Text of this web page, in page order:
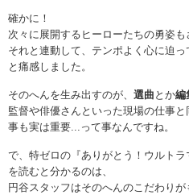
確かに！
次々に展開するヒーローたちの勇姿も
それと連動して、テンポよく心に迫っ
と痛感しました。
そのへんを生み出すのが、 選曲 とか編
監督や俳優さんといった現場の仕事
事も実は重要...って事なんですね。
で、特ゼロの『ありがとう！ウルト
を読むと分かるのは、
円谷スタッフはそのへんのこだわりが